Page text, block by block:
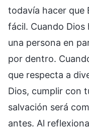
todavía hacer que
fácil. Cuando Dios
una persona en
por dentro.
que respecta a
Dios, cumplir con
salvación será
antes. Al